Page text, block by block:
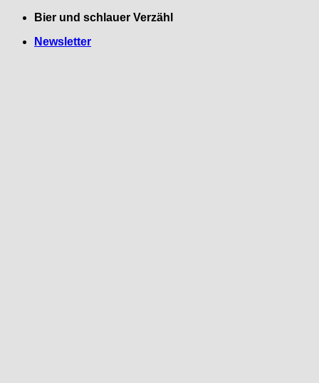
Zum
springen
Bier und schlauer Verzähl
Newsletter